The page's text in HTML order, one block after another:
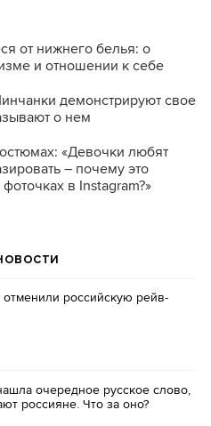
от нижнего белья: о
и отношении к себе
демонстрируют свое
о нем
«Девочки любят
– почему это
в Instagram?»
российскую рейв-
очередное русское слово,
россияне. Что за оно?